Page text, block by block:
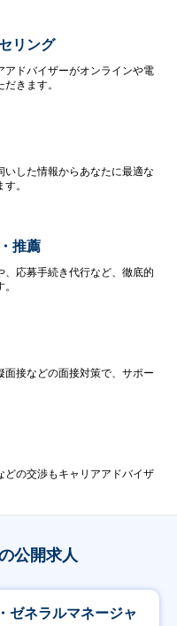
リング
アドバイザーがオンラインや電
きます。
いした情報からあなたに最適な
。
推薦
、応募手続き代行など、徹底的
面接などの面接対策で、サポー
どの交渉もキャリアアドバイザ
公開求人
ゼネラルマネージャ